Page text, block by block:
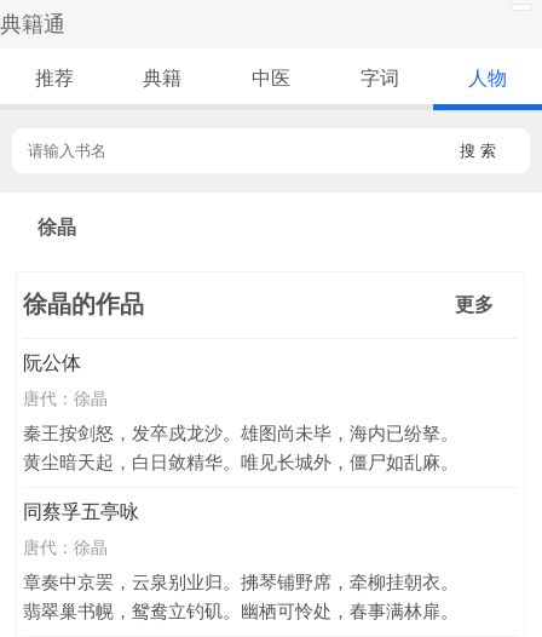
典籍通
推荐 典籍 中医 字词 人物
搜 索
徐晶
徐晶的作品 更多
阮公体
唐代：徐晶
秦王按剑怒，发卒戍龙沙。雄图尚未毕，海内已纷拏。
黄尘暗天起，白日敛精华。唯见长城外，僵尸如乱麻。
同蔡孚五亭咏
唐代：徐晶
章奏中京罢，云泉别业归。拂琴铺野席，牵柳挂朝衣。
翡翠巢书幌，鸳鸯立钓矶。幽栖可怜处，春事满林扉。